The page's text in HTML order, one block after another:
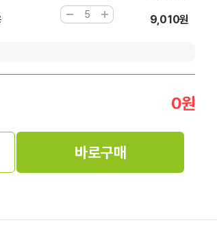
9,010원
0원
바로구매